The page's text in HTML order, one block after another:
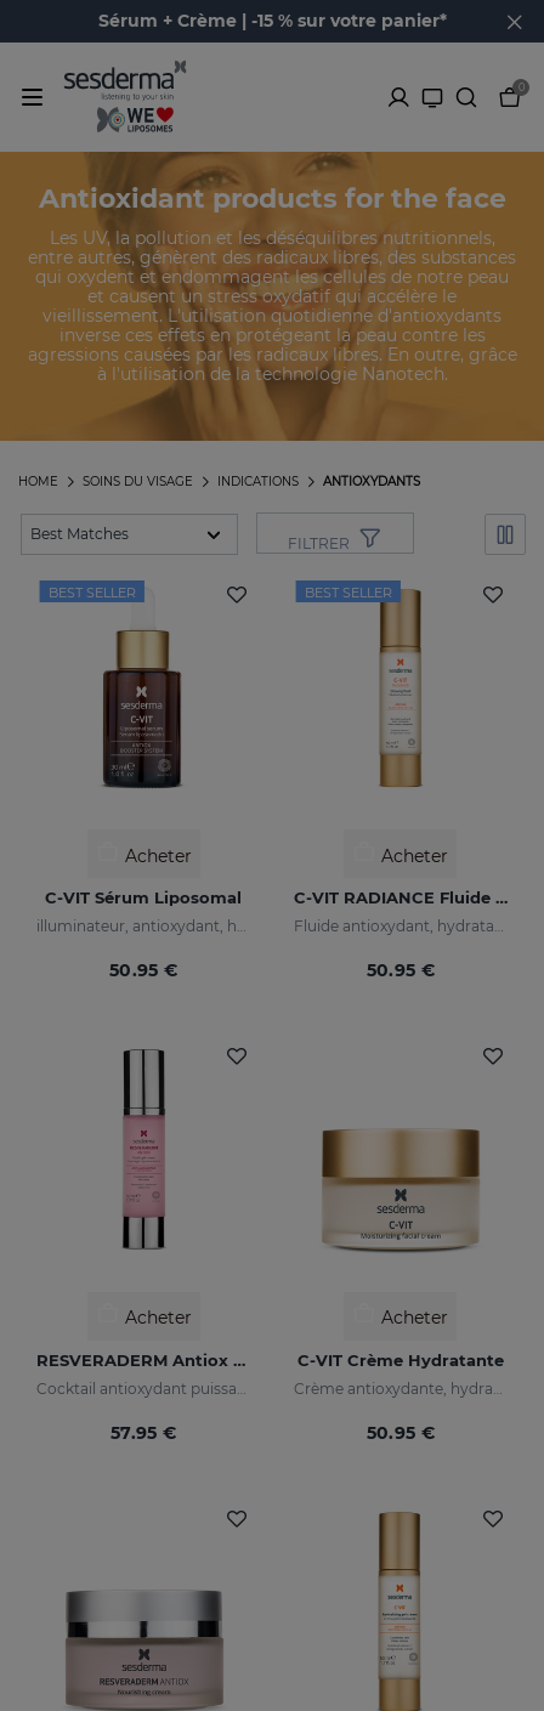
Sérum + Crème | -15 % sur votre panier*
0
Antioxidant products for the face
Les UV, la pollution et les déséquilibres nutritionnels,
entre autres, génèrent des radicaux libres, des substances
qui oxydent et endommagent les cellules de notre peau
et causent un stress oxydatif qui accélère le
vieillissement. L'utilisation quotidienne d'antioxydants
inverse ces effets en protégeant la peau contre les
agressions causées par les radicaux libres. En outre, grâce
à l'utilisation de la technologie Nanotech.
ANTIOXYDANTS
INDICATIONS
SOINS DU VISAGE
HOME
FILTRER
BEST SELLER
Acheter
C-VIT Sérum Liposomal
illuminateur, antioxydant, hydratant et anti-rides
50.95 €
BEST SELLER
Acheter
C-VIT RADIANCE Fluide Lumineux
Fluide antioxydant, hydratant, anti-rides et illuminateur
50.95 €
Acheter
RESVERADERM Antiox Concentré Anti-Âge
57.95 €
Acheter
C-VIT Crème Hydratante
50.95 €